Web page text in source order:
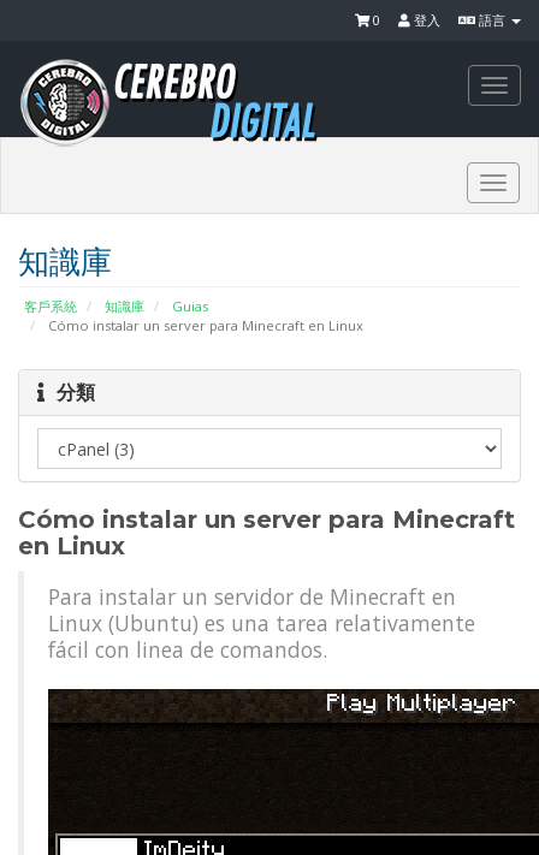
語言
登入
0
知識庫
客戶系統 知識庫
Guias
Cómo instalar un server para Minecraft en Linux
分類
Cómo instalar un server para Minecraft
en Linux
Para instalar un servidor de Minecraft en
Linux (Ubuntu) es una tarea relativamente
fácil con linea de comandos.